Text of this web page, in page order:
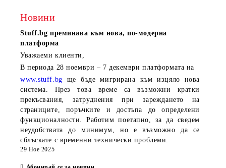
Новини
Stuff.bg преминава към нова, по-модерна
платформа
Уважаеми клиенти,
В периода 28 ноември – 7 декември платформата на
www.stuff.bg ще бъде мигрирана към изцяло нова
система. През това време са възможни кратки
прекъсвания, затруднения при зареждането на
страниците, поръчките и достъпа до определени
функционалности. Работим поетапно, за да сведем
неудобствата до минимум, но е възможно да се
сблъскате с временни технически проблеми.
29 Ное 2025